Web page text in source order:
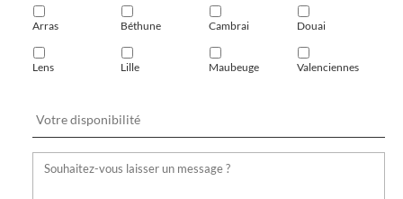
Arras Béthune Cambrai Douai
Lens Lille Maubeuge Valenciennes